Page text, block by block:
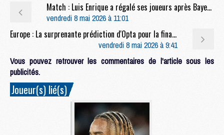
Match : Luis Enrique a régalé ses joueurs après Bayern/PSG
vendredi 8 mai 2026 à 11:01
Europe : La surprenante prédiction d'Opta pour la finale PSG/Arsenal
vendredi 8 mai 2026 à 9:41
Vous pouvez retrouver les commentaires de l'article sous les
publicités.
Joueur(s) lié(s)